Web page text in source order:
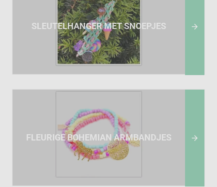
SLEUTELHANGER MET SNOEPJES 
FLEURIGE BOHEMIAN ARMBANDJES 